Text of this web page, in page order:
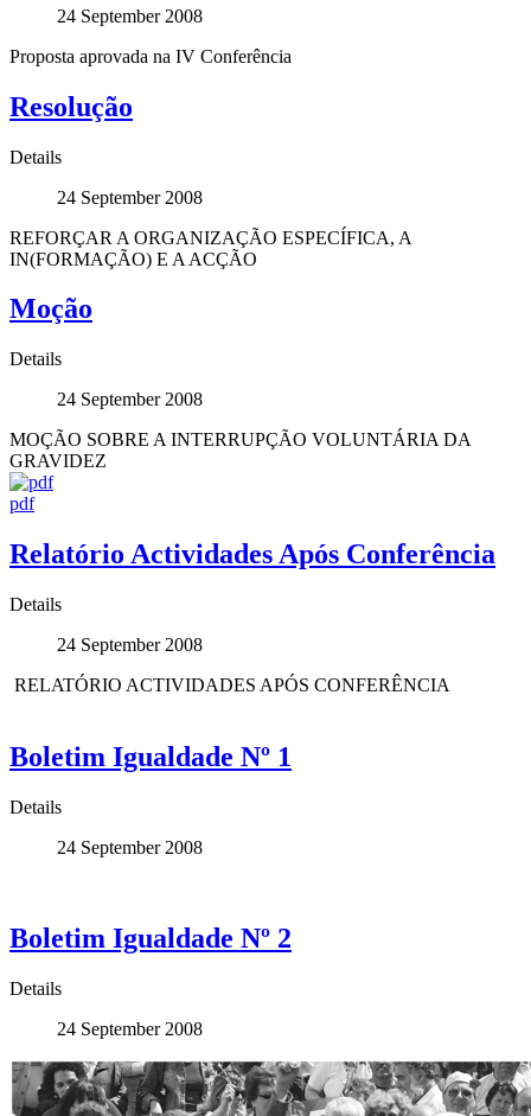
24 September 2008
Proposta aprovada na IV Conferência
Resolução
Details
24 September 2008
REFORÇAR A ORGANIZAÇÃO ESPECÍFICA, A
IN(FORMAÇÃO) E A ACÇÃO
Moção
Details
24 September 2008
MOÇÃO SOBRE A INTERRUPÇÃO VOLUNTÁRIA DA
GRAVIDEZ
pdf
Relatório Actividades Após Conferência
Details
24 September 2008
RELATÓRIO ACTIVIDADES APÓS CONFERÊNCIA
Boletim Igualdade Nº 1
Details
24 September 2008
Boletim Igualdade Nº 2
Details
24 September 2008